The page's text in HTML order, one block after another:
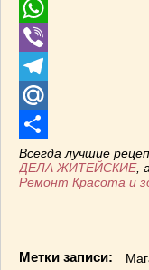
Odnoklassniki
WhatsApp
Viber
Telegram
Mail.Ru
Отправить
Всегда лучшие
ДЕЛА ЖИТЕЙСКИЕ,
Ремонт Красота и
Метки записи: